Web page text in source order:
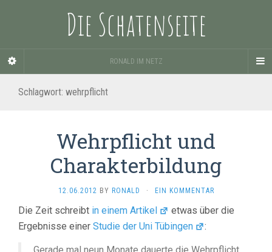
Die Schatenseite
RONALD IM NETZ
Schlagwort: wehrpflicht
Wehrpflicht und
Charakterbildung
12.06.2012 BY RONALD · EIN KOMMENTAR
Die Zeit schreibt in einem Artikel
etwas über die
Ergebnisse einer Studie der Uni Tübingen :